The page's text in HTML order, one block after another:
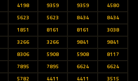
4198 9359 9359
4580
5623 5623 8434
8434
1851 8161 8161
3038
3266 3266 9841
9841
8306 5908 5908
8117
7895 7895 6624
6624
5782 4411 4411
3515